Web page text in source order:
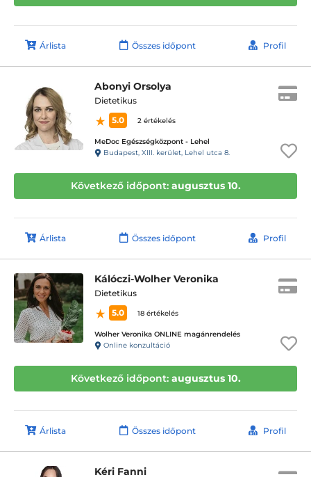
Árlista Összes időpont Profil
Abonyi Orsolya
Dietetikus
5.0
2 értékelés
MeDoc Egészségközpont - Lehel
Budapest, XIII. kerület, Lehel utca 8.
Következő időpont: augusztus 10.
Árlista Összes időpont Profil
Kálóczi-Wolher Veronika
Dietetikus
5.0
18 értékelés
Wolher Veronika ONLINE magánrendelés
Online konzultáció
Következő időpont: augusztus 10.
Árlista Összes időpont Profil
Kéri Fanni